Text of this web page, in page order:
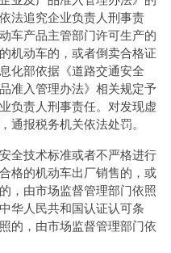
法追究企业负责人刑事责
车产品主管部门许可生产的
机动车的，或者倒卖合格证
化部依据《道路交通安全
准入管理办法》相关规定予
负责人刑事责任。对发现虚
通报税务机关依法处罚。
全技术标准或者不严格进行
格的机动车出厂销售的，或
，由市场监督管理部门依照
华人民共和国认证认可条
的，由市场监督管理部门依